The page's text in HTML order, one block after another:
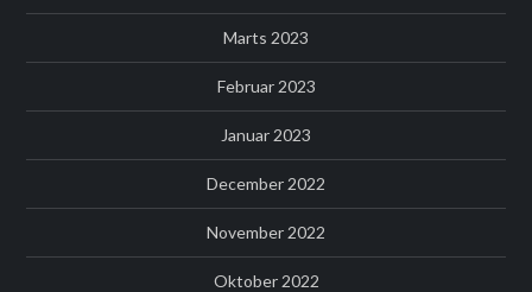
Marts 2023
Februar 2023
Januar 2023
December 2022
November 2022
Oktober 2022